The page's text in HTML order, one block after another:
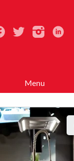
Menu
Informacje Prasowe
Zdjęcia